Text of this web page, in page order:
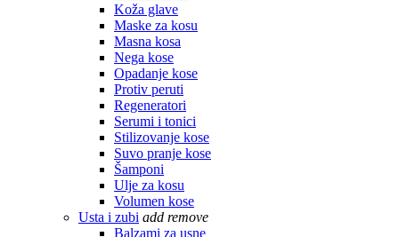
Koža glave
Maske za kosu
Masna kosa
Nega kose
Opadanje kose
Protiv peruti
Regeneratori
Serumi i tonici
Stilizovanje kose
Suvo pranje kose
Šamponi
Ulje za kosu
Volumen kose
Usta i zubi add remove
Balzami za usne